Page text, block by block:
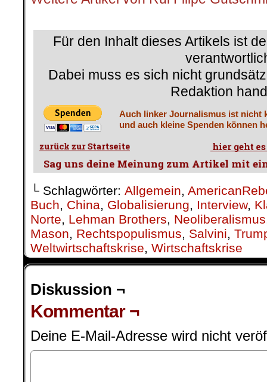
Für den Inhalt dieses Artikels ist
Dabei muss es sich nicht
Redaktion
Auch linker Journalismus ist nicht
und auch kleine Spenden können
└ Schlagwörter: Allgemein,
Buch, China, Globalisierung, Interview,
Norte, Lehman Brothers, Neoliberalismus
Mason, Rechtspopulismus, Salvini,
Weltwirtschaftskrise, Wirtschaftskrise
Diskussion ¬
Kommentar ¬
Deine E-Mail-Adresse wird nicht